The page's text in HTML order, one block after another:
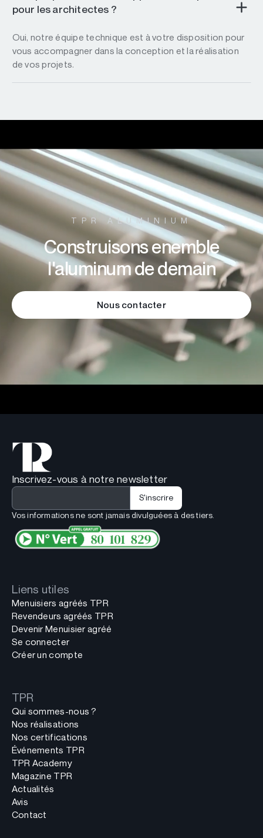
pour les architectes ?
Oui, notre équipe technique est à votre disposition pour
vous accompagner dans la conception et la réalisation
de vos projets.
TPR ALUMINIUM
Construisons enemble
l'aluminum de demain
Nous contacter
Inscrivez-vous à notre newsletter
Vos informations ne sont jamais divulguées à des tiers.
Liens utiles
Menuisiers agréés TPR
Revendeurs agréés TPR
Devenir Menuisier agréé
Se connecter
Créer un compte
TPR
Qui sommes-nous ?
Nos réalisations
Nos certifications
Événements TPR
TPR Academy
Magazine TPR
Actualités
Avis
Contact